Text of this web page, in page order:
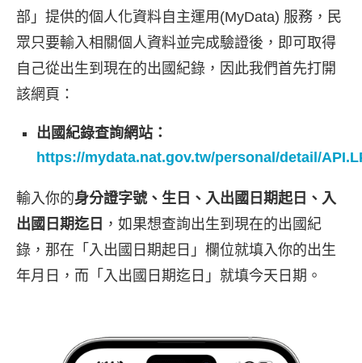
部」提供的個人化資料自主運用(MyData) 服務，民
眾只要輸入相關個人資料並完成驗證後，即可取得
自己從出生到現在的出國紀錄，因此我們首先打開
該網頁：
出國紀錄查詢網站：
https://mydata.nat.gov.tw/personal/detail/
輸入你的身分證字號、生日、入出國日期起日、入
出國日期迄日 ，如果想查詢出生到現在的出國紀
錄，那在「入出國日期起日」欄位就填入你的出生
年月日，而「入出國日期迄日」就填今天日期。